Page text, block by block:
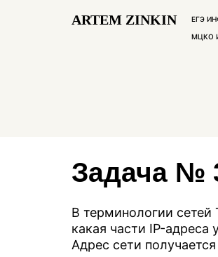
ARTEM ZINKIN ЕГЭ
МЦКО
Задача №
В терминологии
какая части IP-адреса
Адрес сети